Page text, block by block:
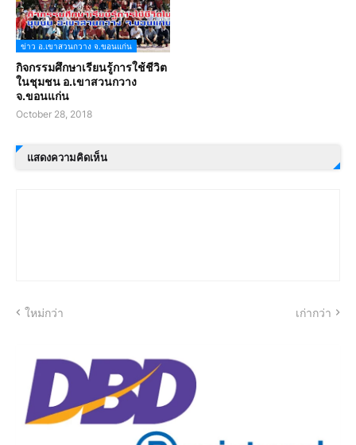
ข่าว อ.เขาสวนกวาง จ.ขอนแก่น
กิจกรรมศึกษาเรียนรู้การใช้ชีวิต
ในชุมชน อ.เขาสวนกวาง
จ.ขอนแก่น
October 28, 2018
แสดงความคิดเห็น
ใหม่กว่า เก่ากว่า